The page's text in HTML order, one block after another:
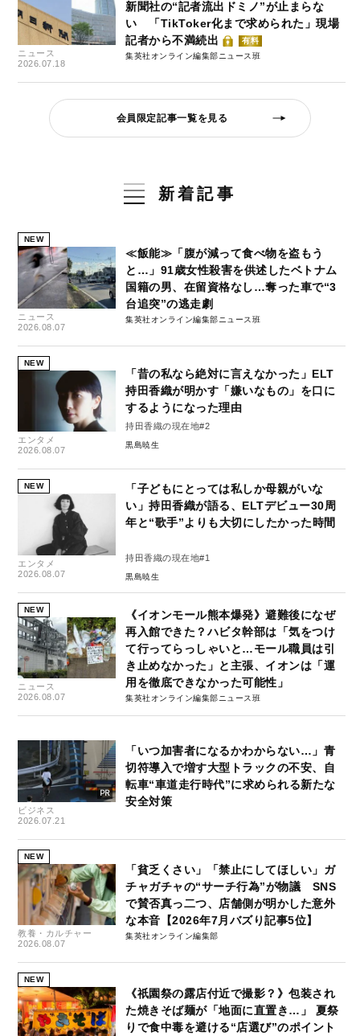
ニュース
2026.07.18
新聞社の“記者流出ドミノ”が止まらな
い 「TikToker化まで求められた」現場
記者から不満続出
有料
集英社オンライン編集部ニュース班
会員限定記事一覧を見る
新着記事
NEW
ニュース
2026.08.07
≪飯能≫「腹が減って食べ物を盗もう
と…」91歳女性殺害を供述したベトナム
国籍の男、在留資格なし…奪った車で“3
台追突”の逃走劇
集英社オンライン編集部ニュース班
NEW
エンタメ
2026.08.07
「昔の私なら絶対に言えなかった」ELT
持田香織が明かす「嫌いなもの」を口に
するようになった理由
持田香織の現在地#2
黒島暁生
NEW
エンタメ
2026.08.07
「子どもにとっては私しか母親がいな
い」持田香織が語る、ELTデビュー30周
年と“歌手”よりも大切にしたかった時間
持田香織の現在地#1
黒島暁生
NEW
ニュース
2026.08.07
《イオンモール熊本爆発》避難後になぜ
再入館できた？ハビタ幹部は「気をつけ
て行ってらっしゃいと…モール職員は引
き止めなかった」と主張、イオンは「運
用を徹底できなかった可能性」
集英社オンライン編集部ニュース班
ビジネス
2026.07.21
「いつ加害者になるかわからない…」青
切符導入で増す大型トラックの不安、自
転車“車道走行時代”に求められる新たな
安全対策
NEW
教養・カルチャー
2026.08.07
「貧乏くさい」「禁止にしてほしい」ガ
チャガチャの“サーチ行為”が物議 SNS
で賛否真っ二つ、店舗側が明かした意外
な本音【2026年7月バズり記事5位】
集英社オンライン編集部
NEW
《祇園祭の露店付近で撮影？》包装され
た焼きそば麺が「地面に直置き…」 夏祭
りで食中毒を避ける“店選び”のポイント